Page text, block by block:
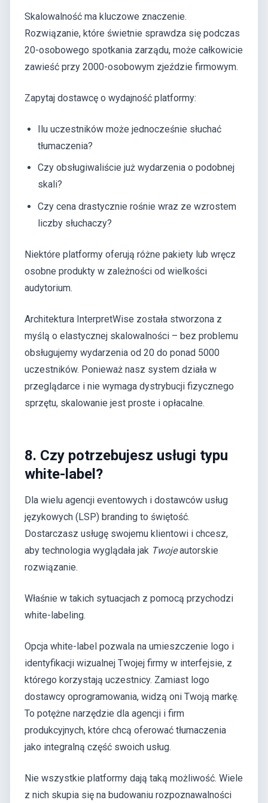
Skalowalność ma kluczowe znaczenie.
Rozwiązanie, które świetnie sprawdza się podczas
20-osobowego spotkania zarządu, może całkowicie
zawieść przy 2000-osobowym zjeździe firmowym.
Zapytaj dostawcę o wydajność platformy:
Ilu uczestników może jednocześnie słuchać
tłumaczenia?
Czy obsługiwaliście już wydarzenia o podobnej
skali?
Czy cena drastycznie rośnie wraz ze wzrostem
liczby słuchaczy?
Niektóre platformy oferują różne pakiety lub wręcz
osobne produkty w zależności od wielkości
audytorium.
Architektura InterpretWise została stworzona z
myślą o elastycznej skalowalności – bez problemu
obsługujemy wydarzenia od 20 do ponad 5000
uczestników. Ponieważ nasz system działa w
przeglądarce i nie wymaga dystrybucji fizycznego
sprzętu, skalowanie jest proste i opłacalne.
8. Czy potrzebujesz usługi typu
white-label?
Dla wielu agencji eventowych i dostawców usług
językowych (LSP) branding to świętość.
Dostarczasz usługę swojemu klientowi i chcesz,
aby technologia wyglądała jak Twojeautorskie
rozwiązanie.
Właśnie w takich sytuacjach z pomocą przychodzi
white-labeling.
Opcja white-label pozwala na umieszczenie logo i
identyfikacji wizualnej Twojej firmy w interfejsie, z
którego korzystają uczestnicy. Zamiast logo
dostawcy oprogramowania, widzą oni Twoją markę.
To potężne narzędzie dla agencji i firm
produkcyjnych, które chcą oferować tłumaczenia
jako integralną część swoich usług.
Nie wszystkie platformy dają taką możliwość. Wiele
z nich skupia się na budowaniu rozpoznawalności